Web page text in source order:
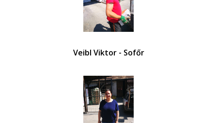
Veibl Viktor - Sofőr